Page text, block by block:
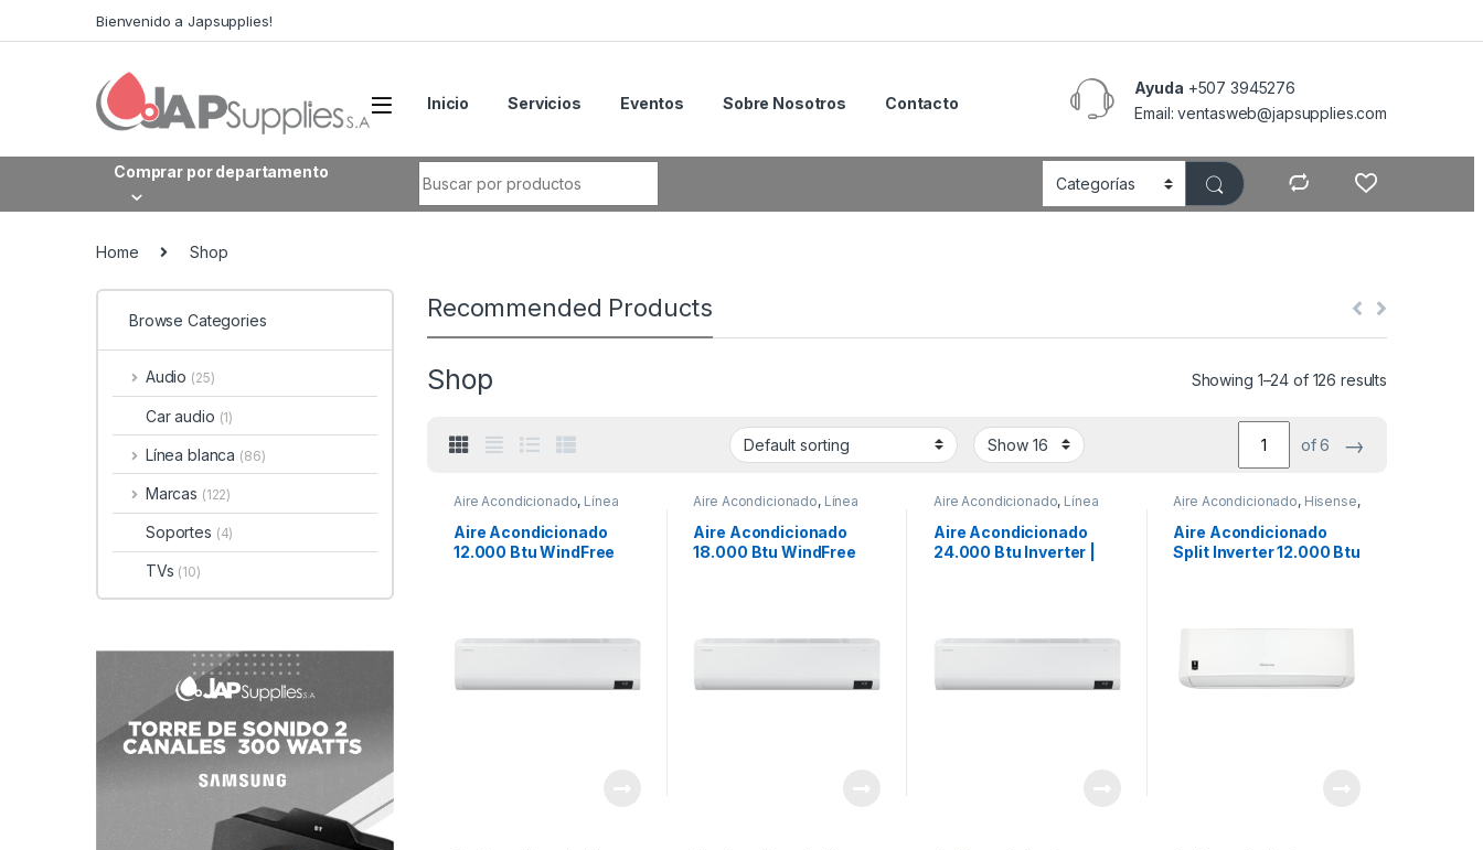
Bienvenido a Japsupplies!
Inicio Servicios Eventos Sobre Nosotros Contacto
Ayuda +507 3945276
Email: ventasweb@japsupplies.com
Comprar por departamento
Home Shop
Recommended Products
Shop Showing 1–24 of 126 results
of 6 →
Aire Acondicionado, Línea
Aire Acondicionado
12.000 Btu WindFree
Aire Acondicionado, Línea
Aire Acondicionado
18.000 Btu WindFree
Aire Acondicionado, Línea
Aire Acondicionado
24.000 Btu Inverter |
Aire Acondicionado, Hisense,
Línea blanca
Aire Acondicionado
Split Inverter 12.000 Btu
Browse Categories
Audio (25)
Car audio (1)
Línea blanca (86)
Marcas (122)
Soportes (4)
TVs (10)